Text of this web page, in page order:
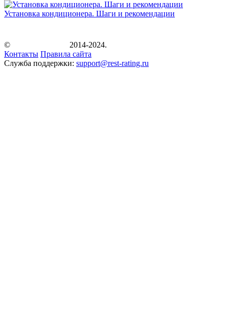
Установка кондиционера. Шаги и рекомендации
©
2014-2024.
Контакты Правила сайта
Служба поддержки: support@rest-rating.ru